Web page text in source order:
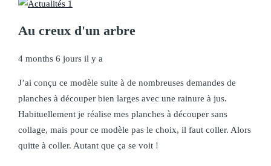
Au creux d'un arbre
4 months 6 jours il y a
J’ai conçu ce modèle suite à de nombreuses demandes de
planches à découper bien larges avec une rainure à jus.
Habituellement je réalise mes planches à découper sans
collage, mais pour ce modèle pas le choix, il faut coller. Alors
quitte à coller. Autant que ça se voit !